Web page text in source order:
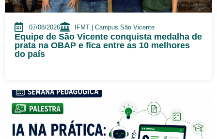
07/08/2026 IFMT | Campus São Vicente
Equipe de São Vicente conquista medalha de
prata na OBAP e fica entre as 10 melhores
do país